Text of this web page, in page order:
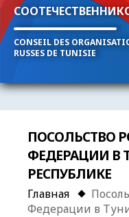
CONSEIL DES
RUSSES DE TUNISIE
ПОСОЛЬСТВО
ФЕДЕРАЦИИ В
РЕСПУБЛИКЕ
Главная
Федерации в